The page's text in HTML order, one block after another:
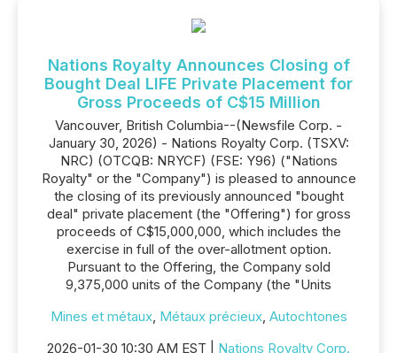
Nations Royalty Announces Closing of
Bought Deal LIFE Private Placement for
Gross Proceeds of C$15 Million
Vancouver, British Columbia--(Newsfile Corp. -
January 30, 2026) - Nations Royalty Corp. (TSXV:
NRC) (OTCQB: NRYCF) (FSE: Y96) ("Nations
Royalty" or the "Company") is pleased to announce
the closing of its previously announced "bought
deal" private placement (the "Offering") for gross
proceeds of C$15,000,000, which includes the
exercise in full of the over-allotment option.
Pursuant to the Offering, the Company sold
9,375,000 units of the Company (the "Units
Mines et métaux, Métaux précieux, Autochtones
2026-01-30 10:30 AM EST | Nations Royalty Corp.